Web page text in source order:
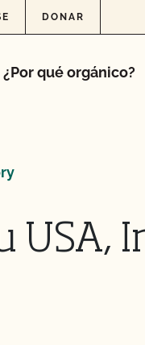
DONAR
¿Por qué orgánico?
USA,